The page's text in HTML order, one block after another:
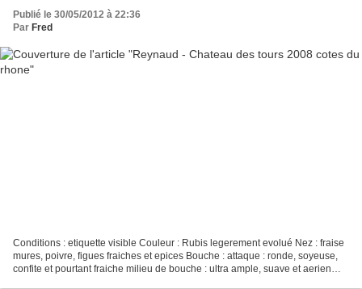
Publié le 30/05/2012 à 22:36
Par Fred
Conditions : etiquette visible Couleur : Rubis legerement evolué Nez : fraise
mures, poivre, figues fraiches et epices Bouche : attaque : ronde, soyeuse,
confite et pourtant fraiche milieu de bouche : ultra ample, suave et aerien